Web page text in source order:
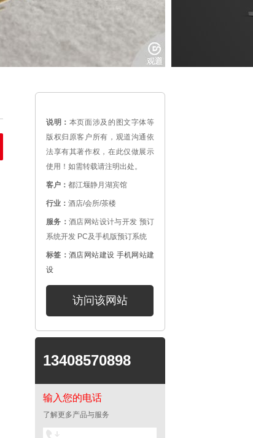
说明： 本页面涉及的图文字体等
版权归原客户所有，观道沟通依
法享有其著作权，在此仅做展示
使用！如需转载请注明出处。
客户： 都江堰静月湖宾馆
行业： 酒店/会所/茶楼
服务：酒店网站设计与开发 预订
系统开发 PC及手机版预订系统
标签：酒店网站建设 手机网站建
设
访问该网站
13408570898
输入您的电话
了解更多产品与服务